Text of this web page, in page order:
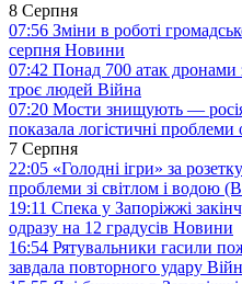
8 Серпня
07:56 Зміни в роботі
серпня Новини
07:42 Понад 700 атак дронами
троє людей Війна
07:20 Мости знищують —
показала логістичні
7 Серпня
22:05 «Голодні ігри» за
проблеми зі світлом і водою
19:11 Спека у Запоріжжі
одразу на 12 градусів Новини
16:54 Рятувальники гасили
завдала повторного удару